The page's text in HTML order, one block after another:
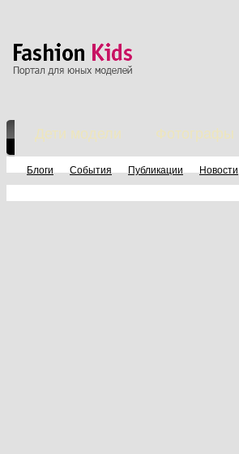
Дети модели Фотографы
Блоги События Публикации Новости